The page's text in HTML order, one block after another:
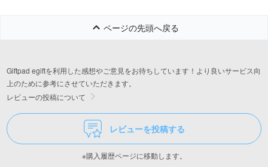
ページの先頭へ戻る
Giftpad egiftを利用した感想やご意見をお待ちしています！より良いサービス向
上のために参考にさせていただきます。
レビューの投稿について
レビューを投稿する
※購入履歴ページに移動します。